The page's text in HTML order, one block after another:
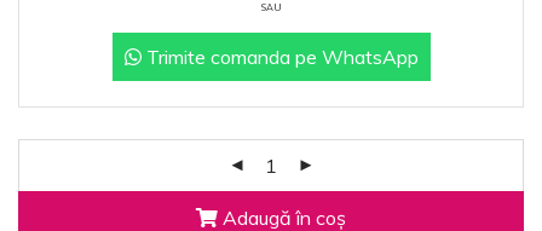
SAU
Trimite comanda pe WhatsApp
Adaugă în coș